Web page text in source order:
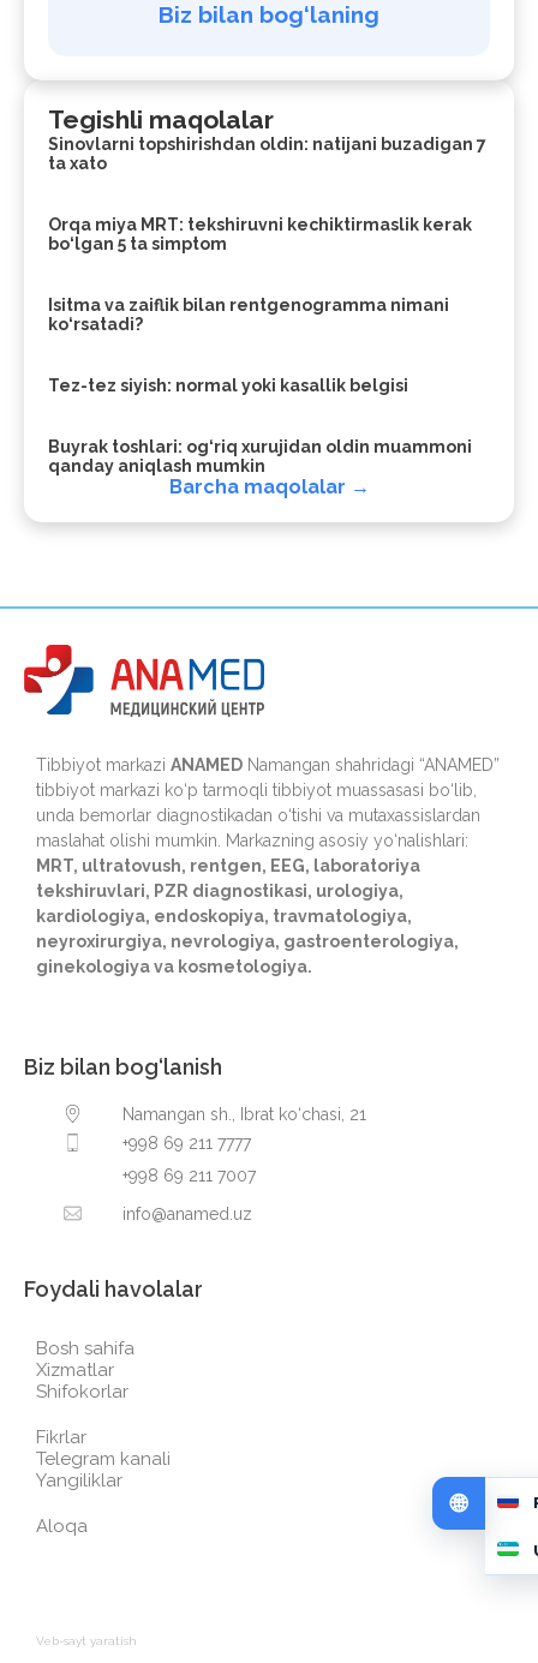
Biz bilan bog‘laning
Tegishli maqolalar
Sinovlarni topshirishdan oldin: natijani buzadigan 7
ta xato
Orqa miya MRT: tekshiruvni kechiktirmaslik kerak
bo‘lgan 5 ta simptom
Isitma va zaiflik bilan rentgenogramma nimani
ko‘rsatadi?
Tez-tez siyish: normal yoki kasallik belgisi
Buyrak toshlari: og‘riq xurujidan oldin muammoni
qanday aniqlash mumkin
Barcha maqolalar →
Tibbiyot markazi ANAMED Namangan shahridagi “ANAMED”
tibbiyot markazi ko‘p tarmoqli tibbiyot muassasasi bo‘lib,
unda bemorlar diagnostikadan o‘tishi va mutaxassislardan
maslahat olishi mumkin. Markazning asosiy yo‘nalishlari:
MRT, ultratovush, rentgen, EEG, laboratoriya
tekshiruvlari, PZR diagnostikasi, urologiya,
kardiologiya, endoskopiya, travmatologiya,
neyroxirurgiya, nevrologiya, gastroenterologiya,
ginekologiya va kosmetologiya.
Biz bilan bog‘lanish
Namangan sh., Ibrat ko‘chasi, 21
+998 69 211 7777
+998 69 211 7007
info@anamed.uz
Foydali havolalar
Bosh sahifa
Xizmatlar
Shifokorlar
Fikrlar
Telegram kanali
Yangiliklar
Aloqa
Veb-sayt yaratish